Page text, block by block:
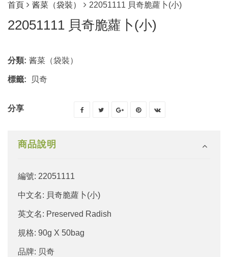
首頁 酱菜（袋裝） 22051111 貝奇脆蘿卜(小)
22051111 貝奇脆蘿卜(小)
分類: 酱菜（袋裝）
標籤: 贝奇
分享
商品說明
編號: 22051111
中文名: 貝奇脆蘿卜(小)
英文名: Preserved Radish
規格: 90g X 50bag
品牌: 贝奇